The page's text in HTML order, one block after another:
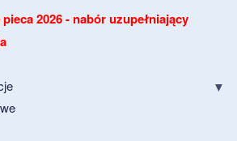
2026 - nabór uzupełniający